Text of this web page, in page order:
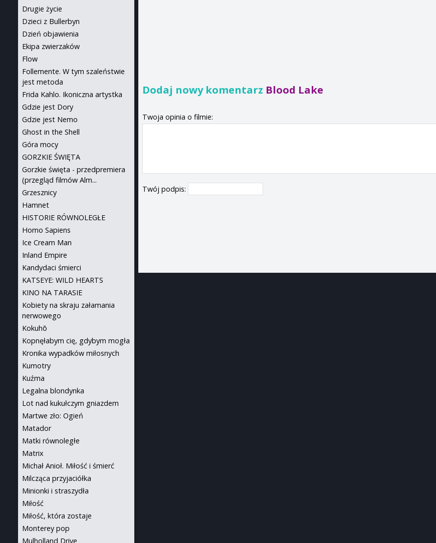
Dodaj nowy komentarz Blood Lake
Twoja opinia o filmie:
Twój podpis:
Drugie życie
Dzieci z Bullerbyn
Dzień objawienia
Ekipa zwierzaków
Flow
Follemente. W tym szaleństwie
jest metoda
Frida Kahlo. Ikoniczna artystka
Gdzie jest Dory
Gdzie jest Nemo
Ghost in the Shell
Góra mocy
GORZKIE ŚWIĘTA
Gorzkie święta - przedpremiera
(przegląd filmów Alm...
Grzesznicy
Hamnet
HISTORIE RÓWNOLEGŁE
Homo Sapiens
Ice Cream Man
Inland Empire
Kandydaci śmierci
KATSEYE: WILD HEARTS
KINO NA TARASIE
Kobiety na skraju załamania
nerwowego
Kokuhō
Kopnęłabym cię, gdybym mogła
Kronika wypadków miłosnych
Kumotry
Kuźma
Legalna blondynka
Lot nad kukułczym gniazdem
Martwe zło: Ogień
Matador
Matki równoległe
Matrix
Michał Anioł. Miłość i śmierć
Milcząca przyjaciółka
Minionki i straszydła
Miłość
Miłość, która zostaje
Monterey pop
Mulholland Drive